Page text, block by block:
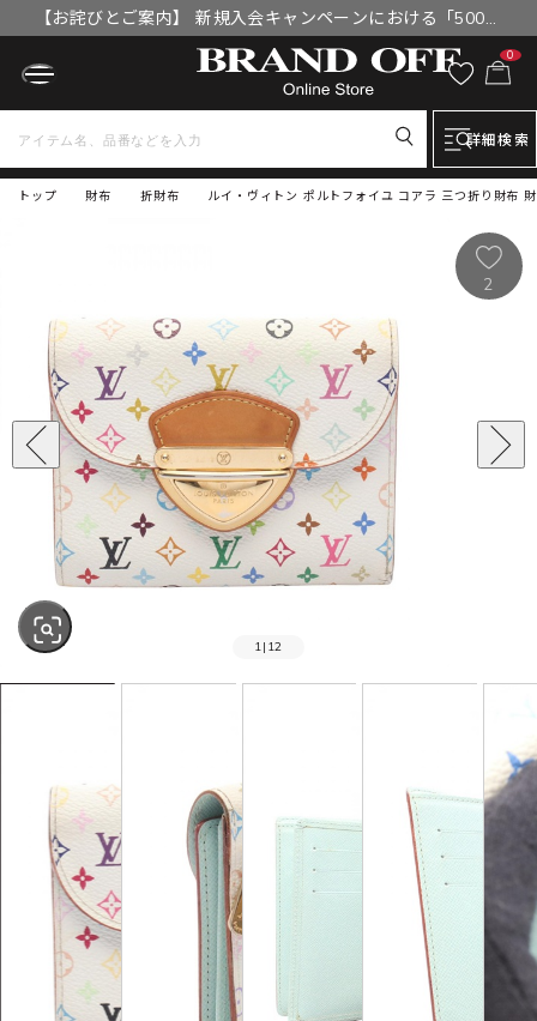
【お詫びとご案内】 新規入会キャンペーンにおける「500円
OFFクーポン」付与漏れと補填について
0
詳細検索
トップ ルイ・ヴィトン ポルトフォイユ コアラ 三つ折り財布
財布 折財布
1 | 12
2